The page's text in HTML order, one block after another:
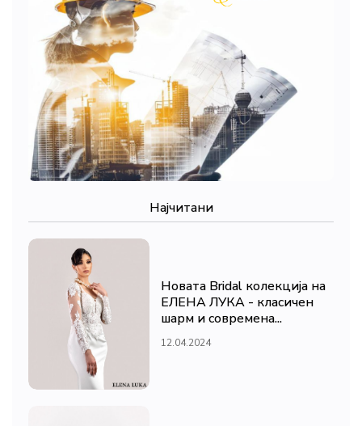
Најчитани
Новата Bridal колекција на
ЕЛЕНА ЛУКА - класичен
шарм и современа...
12.04.2024